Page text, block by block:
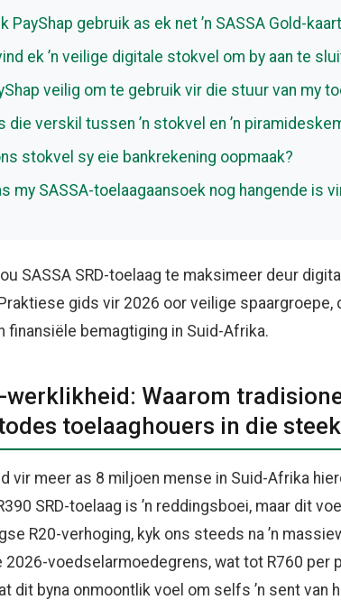
PayShap gebruik as ek net ’n SASSA Gold-
ek ’n veilige digitale stokvel om by aan te
veilig om te gebruik vir die stuur van my
die verskil tussen ’n stokvel en ’n
stokvel sy eie bankrekening oopmaak?
my SASSA-toelaagaansoek nog hangende is
SASSA SRD-toelaag te maksimeer deur
gids vir 2026 oor veilige spaargroepe,
finansiële bemagtiging in Suid-Afrika.
werklikheid: Waarom
toelaaghouers in die
vir meer as 8 miljoen mense in Suid-Afrika
SRD-toelaag is ’n reddingsboei, maar dit
R20-verhoging, kyk ons steeds na ’n
2026-voedselarmoedegrens, wat tot R760 per
dit byna onmoontlik voel om selfs ’n sent van